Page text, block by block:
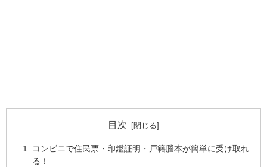
目次
コンビニで住民票・印鑑証明・戸籍謄本が簡単に受け取れ
る！